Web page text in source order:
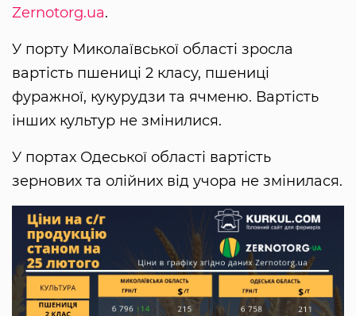
Zernotorg.ua.
У порту Миколаївської області зросла
вартість пшениці 2 класу, пшениці
фуражної, кукурудзи та ячменю. Вартість
інших культур не змінилися.
У портах Одеської області вартість
зернових та олійних від учора не змінилася.